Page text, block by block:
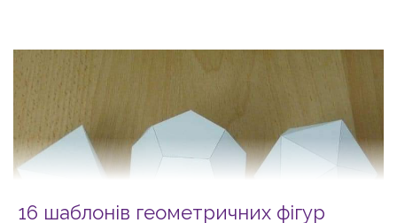
16 шаблонів геометричних фігур